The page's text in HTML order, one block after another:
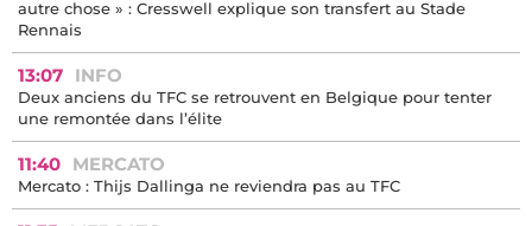
autre chose » : Cresswell explique son transfert au Stade
Rennais
13:07 INFO
Deux anciens du TFC se retrouvent en Belgique pour tenter
une remontée dans l’élite
11:40 MERCATO
Mercato : Thijs Dallinga ne reviendra pas au TFC